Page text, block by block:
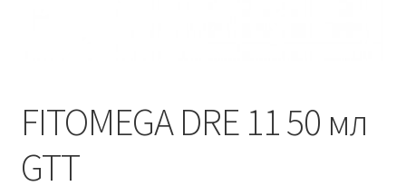
FITOMEGA DRE 11 50 мл
GTT